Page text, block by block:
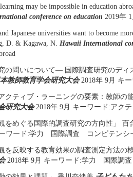
may be impossible in education
conference on education 2019年
Japanese universities want to become
D. & Kagawa, N. Hawaii International
究の問いについて― 国際調査研究のデ
教師教育学会研究大会2018年 9月 キ
アクティブ・ラーニングの要素：教師
研究大会2018年 9月 キーワード:アク
観をめぐる国際的調査研究の方向性」
ーワード:学力 国際調査 コンピテンシ
観を反映する教育効果の調査測定方法
2018年 9月 キーワード:学力 国際調